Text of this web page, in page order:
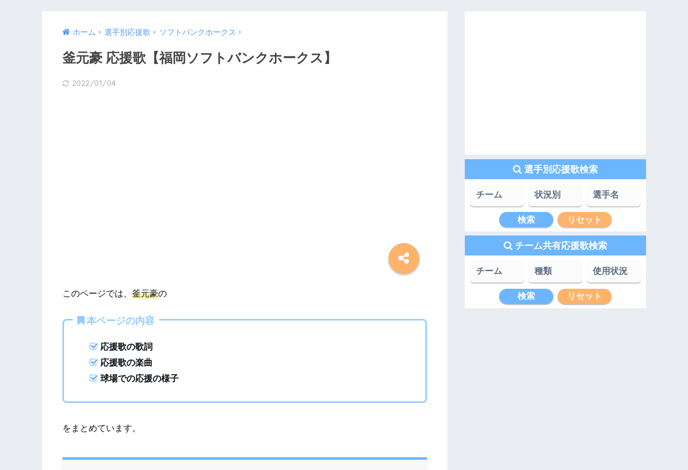
ホーム 選手別応援歌 ソフトバンクホークス
釜元豪 応援歌【福岡ソフトバンクホークス】
2022/01/04
このページでは、 釜元豪の
本ページの内容
応援歌の歌詞
応援歌の楽曲
球場での応援の様子
をまとめています。
選手別応援歌検索
チーム共有応援歌検索